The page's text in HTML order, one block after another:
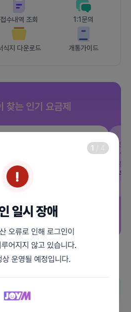
접수내역 조회 1:1문의
식지 다운로드 개통가이드
찾는 인기 요금제
/ 평생할인
통
전체보기
1